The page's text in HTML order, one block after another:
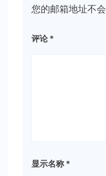
您的邮箱地址不会
评论 *
显示名称 *